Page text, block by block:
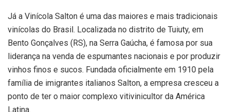
Já a Vinícola Salton é uma das maiores e mais tradicionais
vinícolas do Brasil. Localizada no distrito de Tuiuty, em
Bento Gonçalves (RS), na Serra Gaúcha, é famosa por sua
liderança na venda de espumantes nacionais e por produzir
vinhos finos e sucos. Fundada oficialmente em 1910 pela
família de imigrantes italianos Salton, a empresa cresceu a
ponto de ter o maior complexo vitivinicultor da América
Latina.